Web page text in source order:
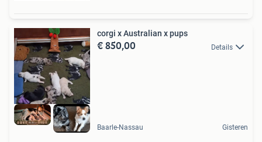
corgi x Australian x pups
€ 850,00 Details
Baarle-Nassau Gisteren